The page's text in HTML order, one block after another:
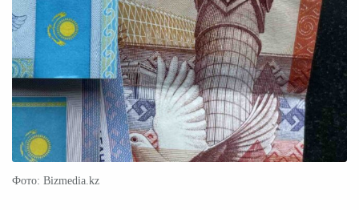
Фото: Bizmedia.kz